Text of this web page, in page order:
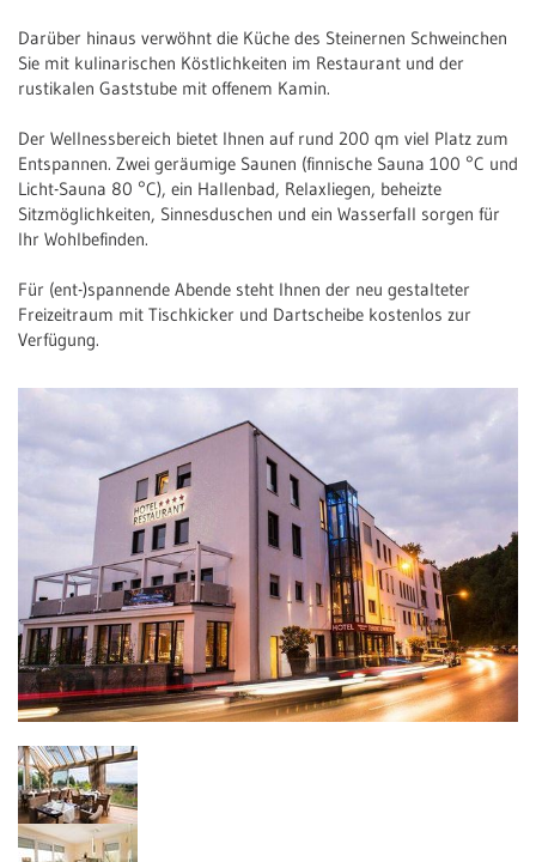
Darüber hinaus verwöhnt die Küche des Steinernen Schweinchen
Sie mit kulinarischen Köstlichkeiten im Restaurant und der
rustikalen Gaststube mit offenem Kamin.
Der Wellnessbereich bietet Ihnen auf rund 200 qm viel Platz zum
Entspannen. Zwei geräumige Saunen (finnische Sauna 100 °C und
Licht-Sauna 80 °C), ein Hallenbad, Relaxliegen, beheizte
Sitzmöglichkeiten, Sinnesduschen und ein Wasserfall sorgen für
Ihr Wohlbefinden.
Für (ent-)spannende Abende steht Ihnen der neu gestalteter
Freizeitraum mit Tischkicker und Dartscheibe kostenlos zur
Verfügung.